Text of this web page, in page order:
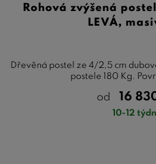
Rohová zvýšená
LEVÁ,
Dřevěná postel ze 4/2,5 cm
postele 180 Kg.
od 16
10-12